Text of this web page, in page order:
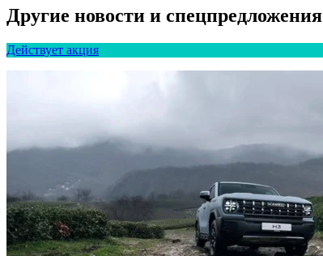
Другие новости и спецпредложения
Действует акция